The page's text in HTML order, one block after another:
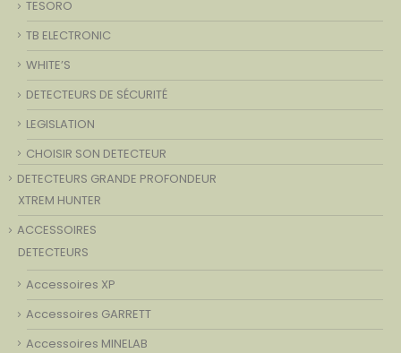
TESORO
TB ELECTRONIC
WHITE’S
DETECTEURS DE SÉCURITÉ
LEGISLATION
CHOISIR SON DETECTEUR
DETECTEURS GRANDE PROFONDEUR
XTREM HUNTER
ACCESSOIRES
DETECTEURS
Accessoires XP
Accessoires GARRETT
Accessoires MINELAB